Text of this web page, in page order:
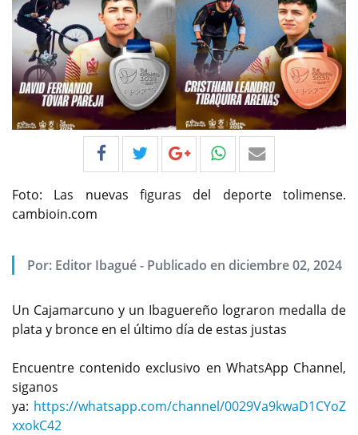
Foto: Las nuevas figuras del deporte tolimense.
cambioin.com
Por: Editor Ibagué- Publicado en diciembre 02, 2024
Un Cajamarcuno y un Ibaguereño lograron medalla de
plata y bronce en el último día de estas justas
Encuentre contenido exclusivo en WhatsApp Channel,
siganos
ya: https://whatsapp.com/channel/0029Va9kwaD1CYoZ
xxokC42